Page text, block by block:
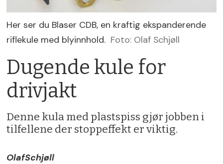
Her ser du Blaser CDB, en kraftig ekspanderende
riflekule med blyinnhold. Foto: Olaf Schjøll
Dugende kule for
drivjakt
Denne kula med plastspiss gjør jobben i
tilfellene der stoppeffekt er viktig.
OlafSchjøll